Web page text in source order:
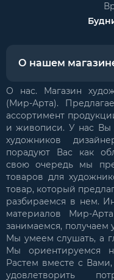
О нашем
О нас. Магазин
(Мир-Арта).
ассортимент
и живописи. У нас Вы
художников
порадуют Вас как
свою очередь мы
товаров для
товар, который
разбираемся в нем.
материалов Мир-
занимаемся, получаем
Мы умеем слушать, а
Мы ориентируемся
Растем вместе с
удовлетворить